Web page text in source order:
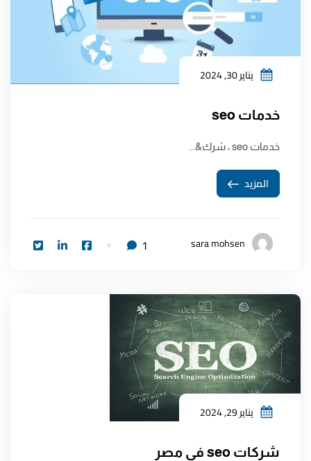
يناير 30, 2024
خدمات seo
خدمات seo ، شرك&...
المزيد
sara mohsen
1
يناير 29, 2024
شركات seo في مصر